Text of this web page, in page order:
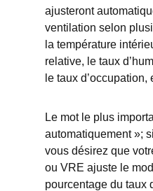
ajusteront
ventilation selon
la température
relative, le taux
le taux d’occupation,
Le mot le plus
automatiquement »;
vous désirez que
ou VRE ajuste le
pourcentage du taux